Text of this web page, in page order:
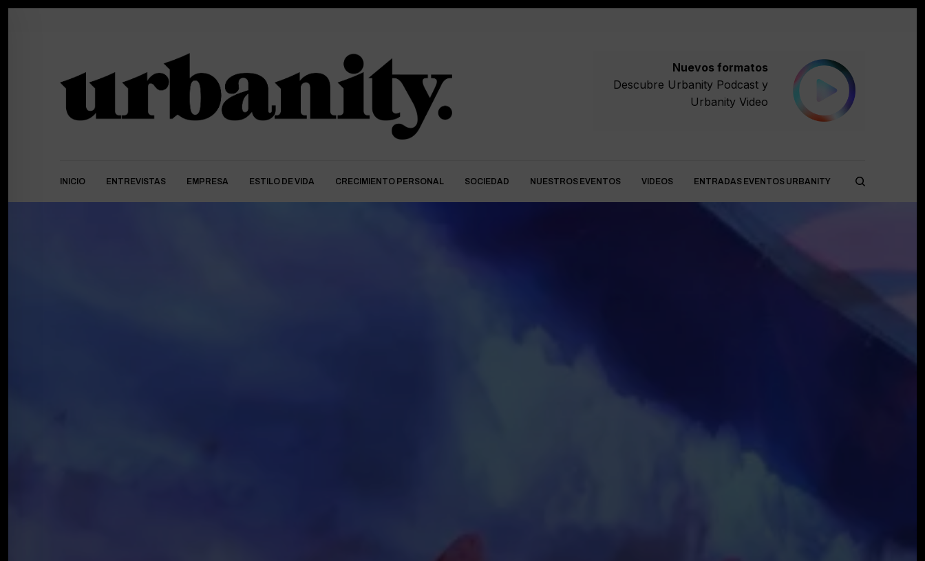
Nuevos formatos
Descubre Urbanity Podcasty
Urbanity Video
INICIO ENTREVISTAS EMPRESA ESTILO DE VIDA CRECIMIENTO PERSONAL SOCIEDAD NUESTROS EVENTOS VIDEOS ENTRADAS EVENTOS URBANITY